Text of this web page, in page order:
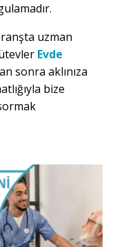
uzman
Evde
sonra aklınıza
bize